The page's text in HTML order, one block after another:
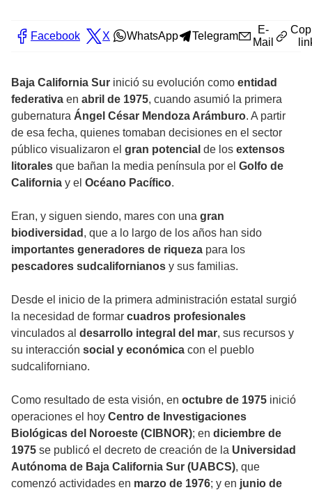
Facebook X WhatsApp Telegram
E-
Mail
Baja California Sur inició su evolución como entidad
federativa en abril de 1975, cuando asumió la primera
gubernatura Ángel César Mendoza Arámburo. A partir
de esa fecha, quienes tomaban decisiones en el sector
público visualizaron el gran potencial de los extensos
litorales que bañan la media península por el Golfo de
California y el Océano Pacífico.
Eran, y siguen siendo, mares con una gran
biodiversidad , que a lo largo de los años han sido
importantes generadores de riqueza para los
pescadores sudcalifornianos y sus familias.
Desde el inicio de la primera administración estatal surgió
la necesidad de formar cuadros profesionales
vinculados al desarrollo integral del mar, sus recursos y
su interacción social y económica con el pueblo
sudcaliforniano.
Como resultado de esta visión, en octubre de 1975 inició
operaciones el hoy Centro de Investigaciones
Biológicas del Noroeste (CIBNOR); en diciembre de
1975 se publicó el decreto de creación de la Universidad
Autónoma de Baja California Sur (UABCS), que
comenzó actividades en marzo de 1976; y en junio de